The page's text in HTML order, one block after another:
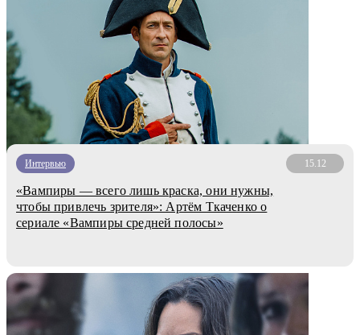
Интервью 15.12
«Вампиры — всего лишь краска, они нужны,
чтобы привлечь зрителя»: Артём Ткаченко о
сериале «Вампиры средней полосы»